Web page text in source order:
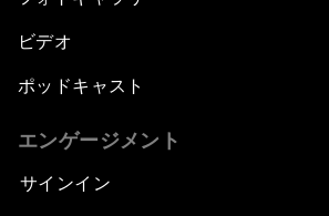
ビデオ
ポッドキャスト
エンゲージメント
サインイン